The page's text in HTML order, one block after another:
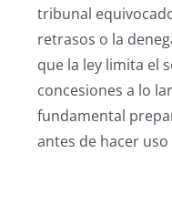
tribunal
retrasos o la
que la ley limita el
concesiones a lo
fundamental
antes de hacer uso